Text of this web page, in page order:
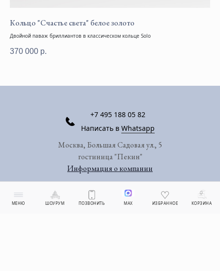
МЕНЮ ШОУРУМ ПОЗВОНИТЬ MAX ИЗБРАННОЕ КОРЗИНА
Кольцо "Счастье света" белое золото
Двойной паваж бриллиантов в классическом кольце Solo
370 000 р.
+7 495 188 05 82
Написать в Whatsapp
Москва, Большая Садовая ул., 5
гостиница "Пекин"
Информация о компании